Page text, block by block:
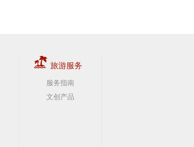
旅游服务
服务指南
文创产品